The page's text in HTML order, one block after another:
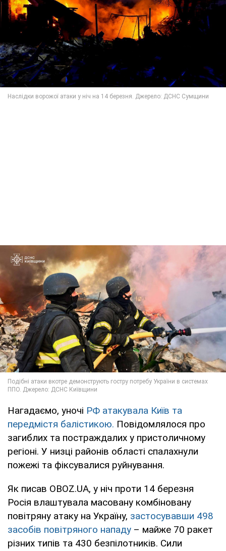
Нагадаємо, уночі РФ атакувала Київ та
передмістя балістикою. Повідомлялося про
загиблих та постраждалих у пристоличному
регіоні. У низці районів області спалахнули
пожежі та фіксувалися руйнування.
Як писав OBOZ.UA, у ніч проти 14 березня
Росія влаштувала масовану комбіновану
повітряну атаку на Україну, застосувавши 498
засобів повітряного нападу – майже 70 ракет
різних типів та 430 безпілотників. Сили